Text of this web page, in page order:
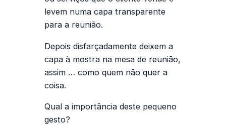
levem numa capa transparente
para a reunião.
Depois disfarçadamente deixem a
capa à mostra na mesa de reunião,
assim … como quem não quer a
coisa.
Qual a importância deste pequeno
gesto?